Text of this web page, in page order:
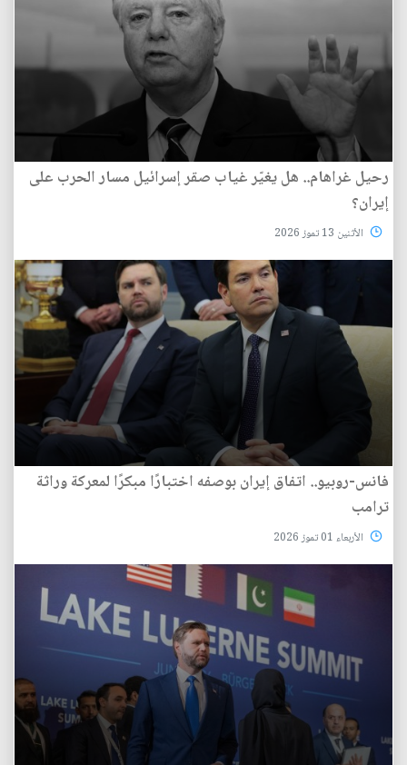
رحيل غراهام.. هل يغيّر غياب صقر إسرائيل مسار الحرب على
إيران؟
الأثنين 13 تموز 2026
فانس-روبيو.. اتفاق إيران بوصفه اختبارًا مبكرًا لمعركة وراثة
ترامب
الأربعاء 01 تموز 2026